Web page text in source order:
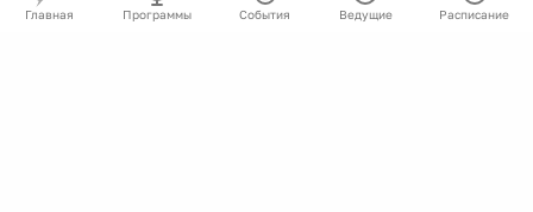
Главная Программы События Ведущие Расписание